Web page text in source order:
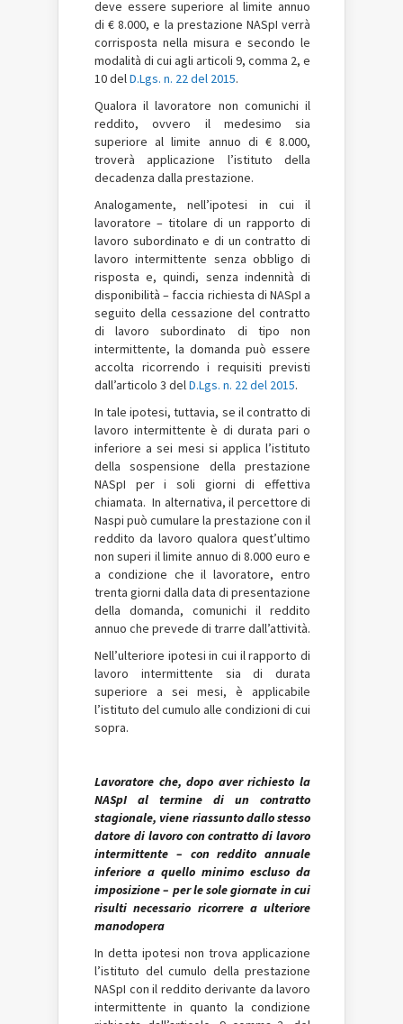
deve essere superiore al limite annuo
di € 8.000, e la prestazione NASpI verrà
corrisposta nella misura e secondo le
modalità di cui agli articoli 9, comma 2, e
10 delD.Lgs. n. 22 del 2015.
Qualora il lavoratore non comunichi il
reddito, ovvero il medesimo sia
superiore al limite annuo di € 8.000,
troverà applicazione l’istituto della
decadenza dalla prestazione.
Analogamente, nell’ipotesi in cui il
lavoratore – titolare di un rapporto di
lavoro subordinato e di un contratto di
lavoro intermittente senza obbligo di
risposta e, quindi, senza indennità di
disponibilità – faccia richiesta di NASpI a
seguito della cessazione del contratto
di lavoro subordinato di tipo non
intermittente, la domanda può essere
accolta ricorrendo i requisiti previsti
dall’articolo 3 delD.Lgs. n. 22 del 2015.
In tale ipotesi, tuttavia, se il contratto di
lavoro intermittente è di durata pari o
inferiore a sei mesi si applica l’istituto
della sospensione della prestazione
NASpI per i soli giorni di effettiva
chiamata. In alternativa, il percettore di
Naspi può cumulare la prestazione con il
reddito da lavoro qualora quest’ultimo
non superi il limite annuo di 8.000 euro e
a condizione che il lavoratore, entro
trenta giorni dalla data di presentazione
della domanda, comunichi il reddito
annuo che prevede di trarre dall’attività.
Nell’ulteriore ipotesi in cui il rapporto di
lavoro intermittente sia di durata
superiore a sei mesi, è applicabile
l’istituto del cumulo alle condizioni di cui
sopra.
Lavoratore che, dopo aver richiesto la
NASpI al termine di un contratto
stagionale, viene riassunto dallo stesso
datore di lavoro con contratto di lavoro
intermittente – con reddito annuale
inferiore a quello minimo escluso da
imposizione – per le sole giornate in cui
risulti necessario ricorrere a ulteriore
manodopera
In detta ipotesi non trova applicazione
l’istituto del cumulo della prestazione
NASpI con il reddito derivante da lavoro
intermittente in quanto la condizione